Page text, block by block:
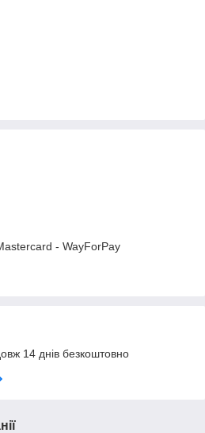
- WayForPay
14 днів безкоштовно